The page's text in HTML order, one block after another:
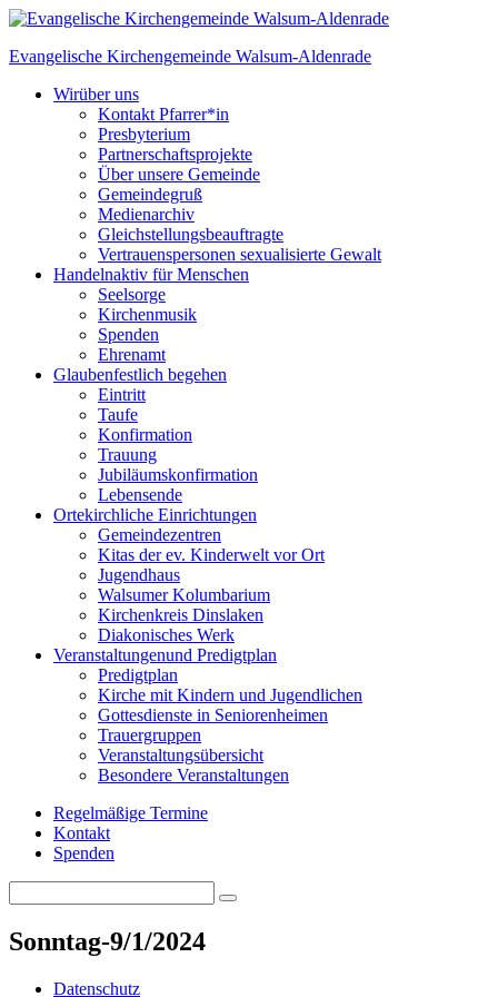
Skip
content
Evangelische Kirchengemeinde Walsum-Aldenrade
Wirüber uns
Kontakt Pfarrer*in
Presbyterium
Partnerschaftsprojekte
Über unsere Gemeinde
Gemeindegruß
Medienarchiv
Gleichstellungs­beauftragte
Vertrauenspersonen sexualisierte Gewalt
Handelnaktiv für Menschen
Seelsorge
Kirchenmusik
Spenden
Ehrenamt
Glaubenfestlich begehen
Eintritt
Taufe
Konfirmation
Trauung
Jubiläumskonfirmation
Lebensende
Ortekirchliche Einrichtungen
Gemeindezentren
Kitas der ev. Kinderwelt vor Ort
Jugendhaus
Walsumer Kolumbarium
Kirchenkreis Dinslaken
Diakonisches Werk
Veranstaltungenund Predigtplan
Predigtplan
Kirche mit Kindern und Jugendlichen
Gottesdienste in Seniorenheimen
Trauergruppen
Veranstaltungsübersicht
Besondere Veranstaltungen
Regelmäßige Termine
Kontakt
Spenden
for:
Search
Sonntag-9/1/2024
Datenschutz